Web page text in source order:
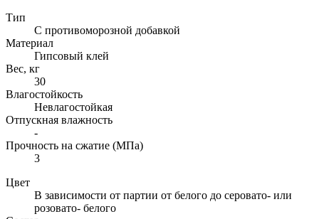
Тип
С противоморозной добавкой
Материал
Гипсовый клей
Вес, кг
30
Влагостойкость
Невлагостойкая
Отпускная влажность
-
Прочность на сжатие (МПа)
3
Цвет
В зависимости от партии от белого до серовато- или
розовато- белого